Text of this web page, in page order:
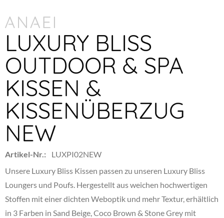
LUXURY BLISS
OUTDOOR & SPA
KISSEN &
KISSENÜBERZUG
NEW
Artikel-Nr.:
LUXPI02NEW
Unsere Luxury Bliss Kissen passen zu unseren Luxury Bliss
Loungers und Poufs. Hergestellt aus weichen hochwertigen
Stoffen mit einer dichten Weboptik und mehr Textur, erhältlich
in 3 Farben in Sand Beige, Coco Brown & Stone Grey mit